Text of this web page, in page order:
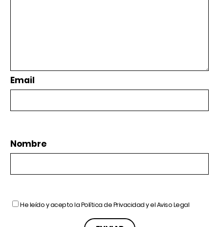
Email
Nombre
He leído y acepto laPolítica de Privacidady elAviso Legal